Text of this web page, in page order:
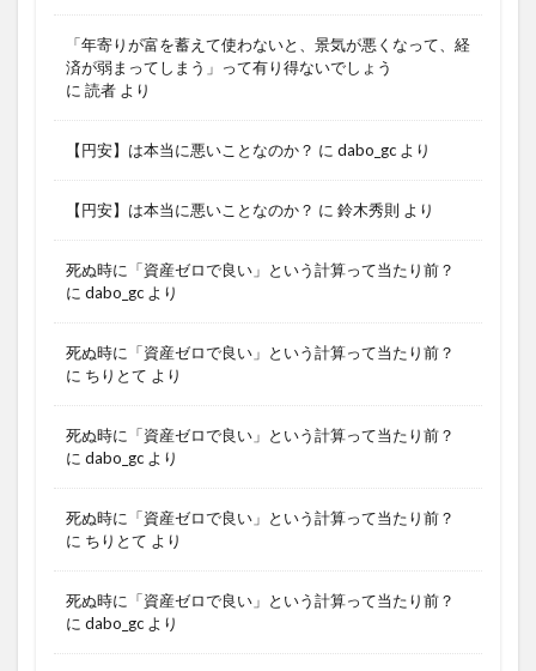
「年寄りが富を蓄えて使わないと、景気が悪くなって、経
済が弱まってしまう」って有り得ないでしょう
に 読者 より
【円安】は本当に悪いことなのか？ に dabo_gc より
【円安】は本当に悪いことなのか？ に 鈴木秀則 より
死ぬ時に「資産ゼロで良い」という計算って当たり前？
に dabo_gc より
死ぬ時に「資産ゼロで良い」という計算って当たり前？
に ちりとて より
死ぬ時に「資産ゼロで良い」という計算って当たり前？
に dabo_gc より
死ぬ時に「資産ゼロで良い」という計算って当たり前？
に ちりとて より
死ぬ時に「資産ゼロで良い」という計算って当たり前？
に dabo_gc より